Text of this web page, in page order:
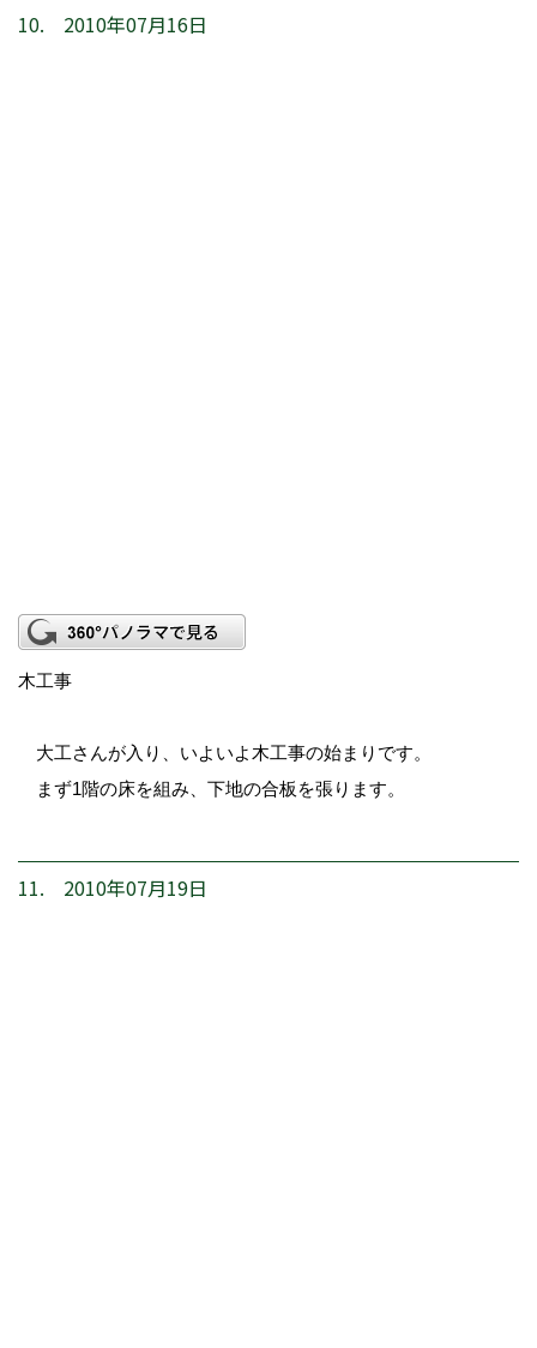
10. 2010年07月16日
木工事
大工さんが入り、いよいよ木工事の始まりです。
まず1階の床を組み、下地の合板を張ります。
11. 2010年07月19日